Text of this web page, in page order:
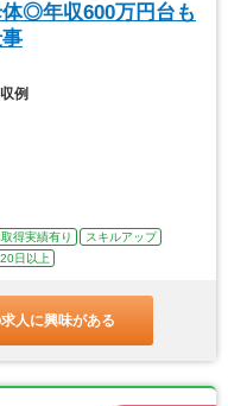
体◎年収600万円台も
例
得実績有り
スキルアップ
日以上
人に興味がある